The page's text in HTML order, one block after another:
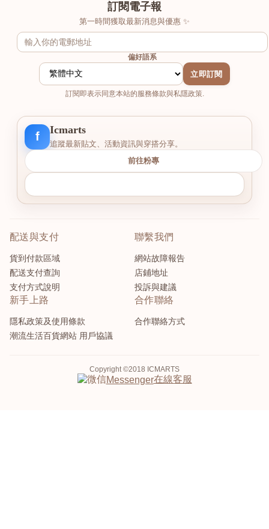
訂閱電子報
第一時間獲取最新消息與優惠 ✨
偏好語系
立即訂閱
訂閱即表示同意本站的服務條款與私隱政策.
f Icmarts
追蹤最新貼文、活動資訊與穿搭分享。
前往粉專
配送與支付
貨到付款區域
配送支付查詢
支付方式說明
聯繫我們
網站故障報告
店鋪地址
投訴與建議
新手上路
隱私政策及使用條款
潮流生活百貨網站 用戶協議
合作聯絡
合作聯絡方式
Copyright ©2018 ICMARTS
Messenger在線客服